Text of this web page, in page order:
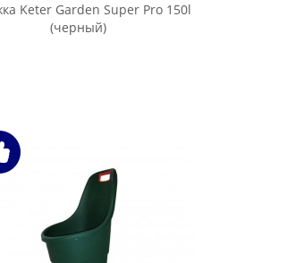
Keter Garden Super Pro 150l
(черный)